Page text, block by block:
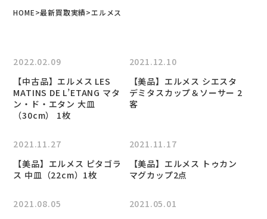
HOME 最新買取実績 エルメス
2022.02.09
【中古品】エルメス LES
MATINS DE L’ETANG マタ
ン・ド・エタン 大皿
（30cm） 1枚
2021.12.10
【美品】エルメス シエスタ
デミタスカップ＆ソーサー 2
客
2021.11.27
【美品】エルメス ピタゴラ
ス 中皿（22cm）1枚
2021.11.17
【美品】エルメス トゥカン
マグカップ2点
2021.08.05
2021.05.01